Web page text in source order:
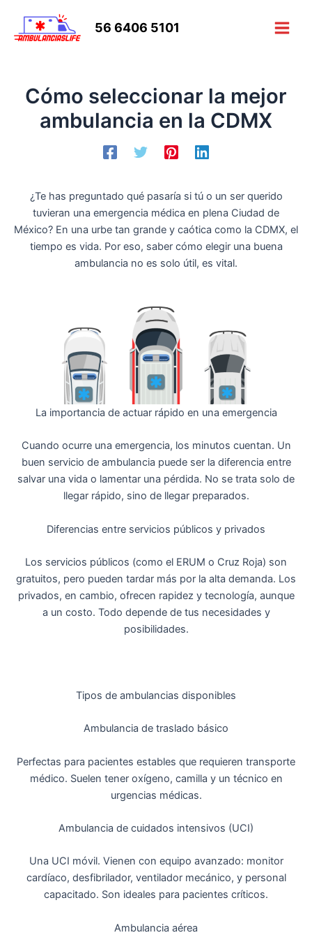
contenido
56 6406 5101
Main
Cómo seleccionar la mejor
ambulancia en la CDMX
¿Te has preguntado qué pasaría si tú o un ser querido
tuvieran una emergencia médica en plena Ciudad de
México? En una urbe tan grande y caótica como la CDMX, el
tiempo es vida. Por eso, saber cómo elegir una buena
ambulancia no es solo útil, es vital.
La importancia de actuar rápido en una emergencia
Cuando ocurre una emergencia, los minutos cuentan. Un
buen servicio de ambulancia puede ser la diferencia entre
salvar una vida o lamentar una pérdida. No se trata solo de
llegar rápido, sino de llegar preparados.
Diferencias entre servicios públicos y privados
Los servicios públicos (como el ERUM o Cruz Roja) son
gratuitos, pero pueden tardar más por la alta demanda. Los
privados, en cambio, ofrecen rapidez y tecnología, aunque
a un costo. Todo depende de tus necesidades y
posibilidades.
Tipos de ambulancias disponibles
Ambulancia de traslado básico
Perfectas para pacientes estables que requieren transporte
médico. Suelen tener oxígeno, camilla y un técnico en
urgencias médicas.
Ambulancia de cuidados intensivos (UCI)
Una UCI móvil. Vienen con equipo avanzado: monitor
cardíaco, desfibrilador, ventilador mecánico, y personal
capacitado. Son ideales para pacientes críticos.
Ambulancia aérea